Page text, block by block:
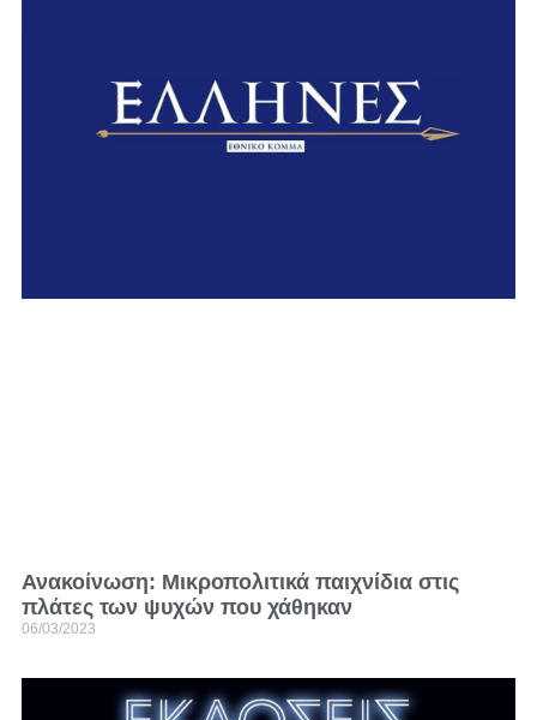
Ανακοίνωση: Μικροπολιτικά παιχνίδια στις
πλάτες των ψυχών που χάθηκαν
06/03/2023